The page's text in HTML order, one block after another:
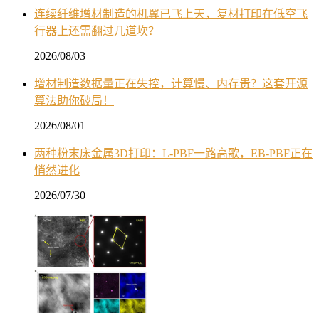
连续纤维增材制造的机翼已飞上天，复材打印在低空飞
行器上还需翻过几道坎？
2026/08/03
增材制造数据量正在失控，计算慢、内存贵？这套开源
算法助你破局！
2026/08/01
两种粉末床金属3D打印：L-PBF一路高歌，EB-PBF正在
悄然进化
2026/07/30